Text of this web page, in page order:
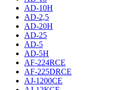
AD-10H
AD-2,5
AD-20H
AD-25
AD-5
AD-5H
AF-224RCE
AF-225DRCE
AJ-1200CE